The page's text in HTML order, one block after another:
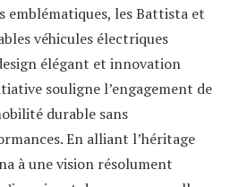
emblématiques, les Battista et
véhicules électriques
élégant et innovation
souligne l’engagement de
durable sans
En alliant l’héritage
à une vision résolument